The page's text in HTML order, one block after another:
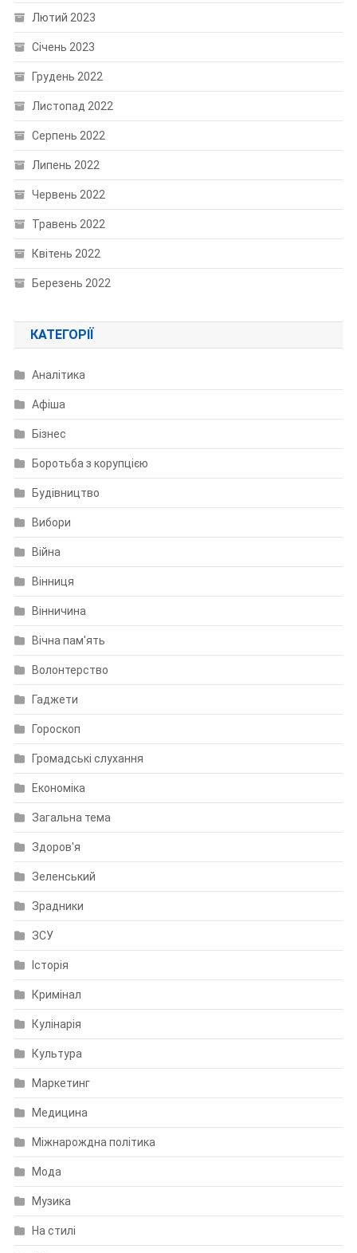
Лютий 2023
Січень 2023
Грудень 2022
Листопад 2022
Серпень 2022
Липень 2022
Червень 2022
Травень 2022
Квітень 2022
Березень 2022
КАТЕГОРІЇ
Аналітика
Афіша
Бізнес
Боротьба з корупцією
Будівництво
Вибори
Війна
Вінниця
Вінничина
Вічна пам'ять
Волонтерство
Гаджети
Гороскоп
Громадські слухання
Економіка
Загальна тема
Здоров'я
Зеленський
Зрадники
ЗСУ
Історія
Кримінал
Кулінарія
Культура
Маркетинг
Медицина
Міжнарождна політика
Мода
Музика
На стилі